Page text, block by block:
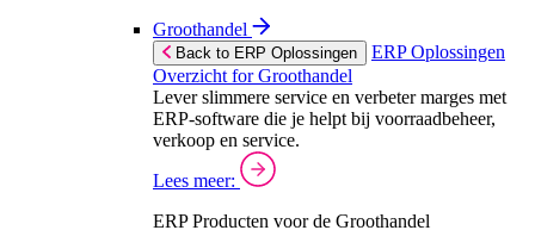
Groothandel
Back to ERP Oplossingen
ERP Oplossingen
Overzicht for Groothandel
Lever slimmere service en verbeter marges met
ERP-software die je helpt bij voorraadbeheer,
verkoop en service.
Lees meer:
ERP Producten voor de Groothandel